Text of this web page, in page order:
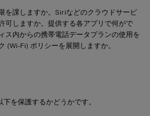
を課しますか。Siriなどのクラウドサービ
可しますか。提供する各アプリで何がで
ス内からの携帯電話データプランの使用を
(Wi-Fi) ポリシーを展開しますか。
を保護するかどうかです。